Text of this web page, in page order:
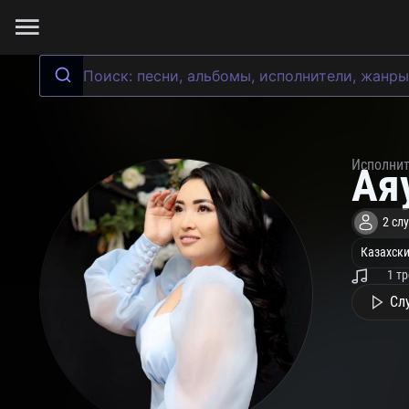
2
1